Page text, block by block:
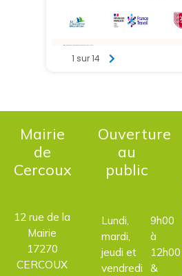
Mairie
de
Cercoux
12 rue de la
Mairie
17270
CERCOUX
Ouverture
au
public
Lundi,
mardi,
jeudi et
vendredi
9h00
à
12h00
&